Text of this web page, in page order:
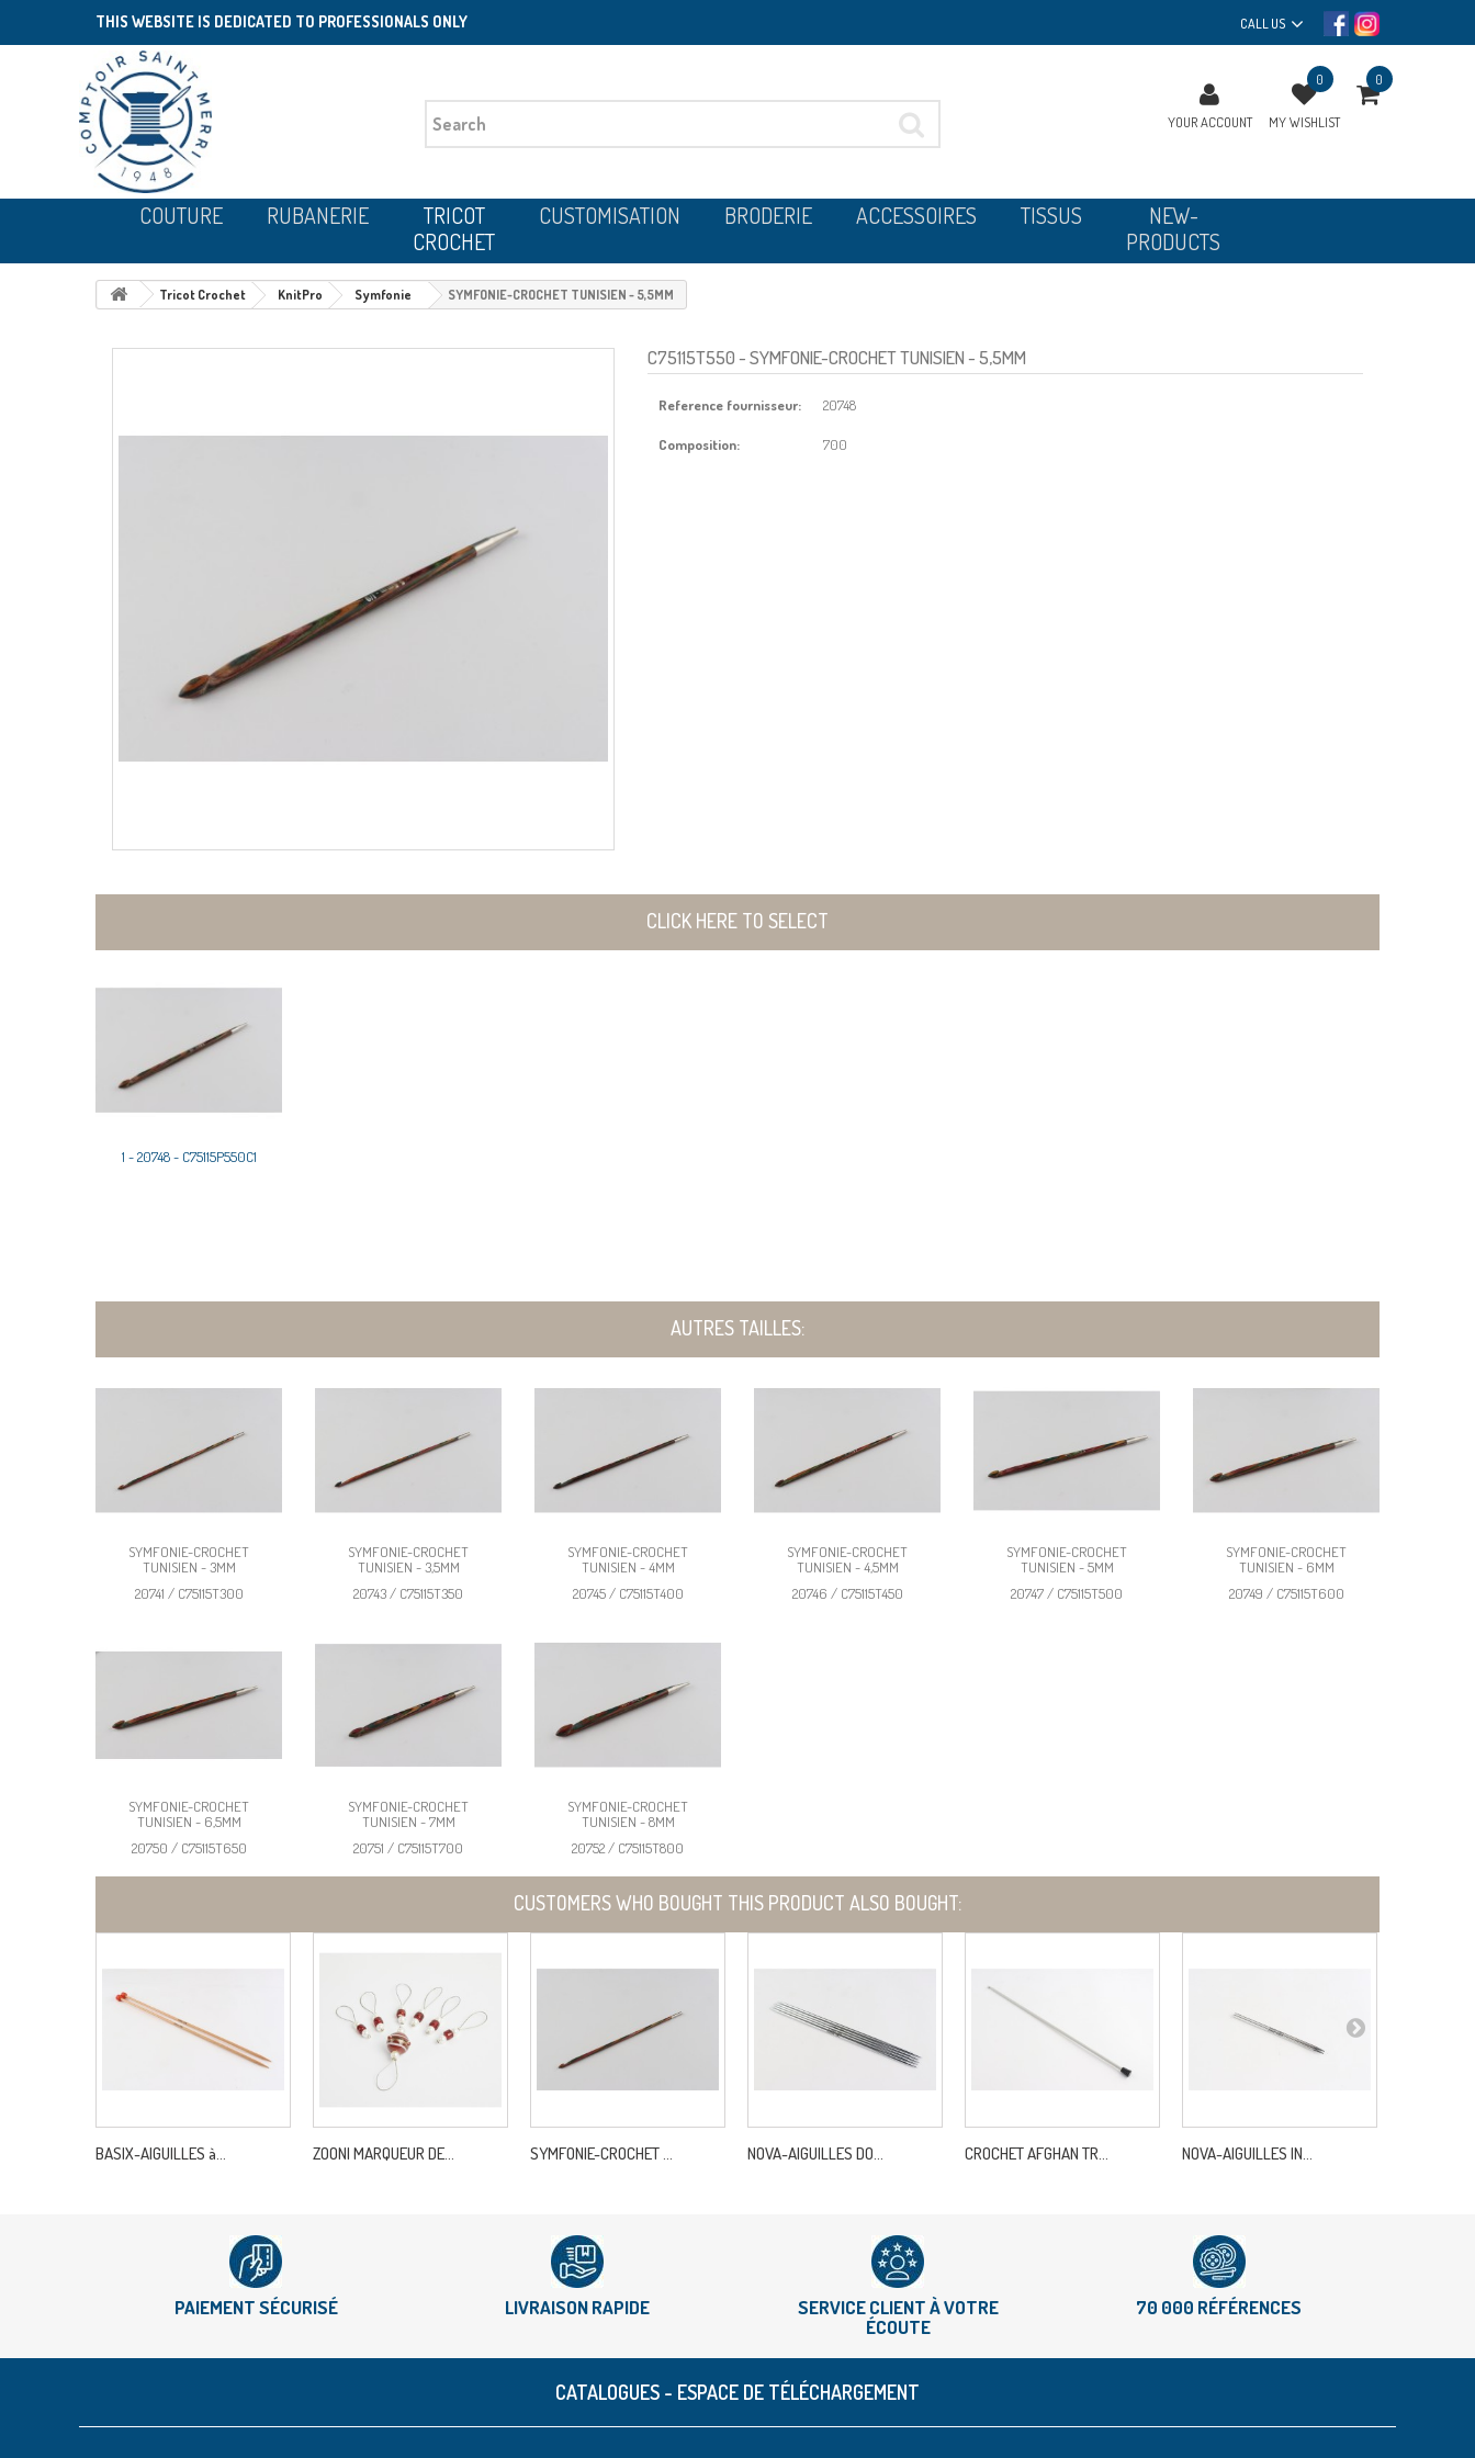
THIS WEBSITE IS DEDICATED TO PROFESSIONALS ONLY CALL US
YOUR ACCOUNT
0
MY WISHLIST
0
COUTURE RUBANERIE
TRICOT
CROCHET
CUSTOMISATION BRODERIE ACCESSOIRES TISSUS
NEW-
PRODUCTS
Tricot Crochet KnitPro Symfonie SYMFONIE-CROCHET TUNISIEN - 5,5MM
C75115T550- SYMFONIE-CROCHET TUNISIEN - 5,5MM
Reference fournisseur: 20748
Composition: 700
CLICK HERE TO SELECT
1 - 20748 - C75115P550C1
AUTRES TAILLES:
SYMFONIE-CROCHET
TUNISIEN - 3MM
20741 / C75115T300
SYMFONIE-CROCHET
TUNISIEN - 3,5MM
20743 / C75115T350
SYMFONIE-CROCHET
TUNISIEN - 4MM
20745 / C75115T400
SYMFONIE-CROCHET
TUNISIEN - 4,5MM
20746 / C75115T450
SYMFONIE-CROCHET
TUNISIEN - 5MM
20747 / C75115T500
SYMFONIE-CROCHET
TUNISIEN - 6MM
20749 / C75115T600
SYMFONIE-CROCHET
TUNISIEN - 6,5MM
20750 / C75115T650
SYMFONIE-CROCHET
TUNISIEN - 7MM
20751 / C75115T700
SYMFONIE-CROCHET
TUNISIEN - 8MM
20752 / C75115T800
CUSTOMERS WHO BOUGHT THIS PRODUCT ALSO BOUGHT:
BASIX-AIGUILLES à... ZOONI MARQUEUR DE... SYMFONIE-CROCHET ... NOVA-AIGUILLES DO... CROCHET AFGHAN TR... NOVA-AIGUILLES IN...
PAIEMENT SÉCURISÉ LIVRAISON RAPIDE
SERVICE CLIENT À VOTRE
ÉCOUTE
70 000 RÉFÉRENCES
CATALOGUES - ESPACE DE TÉLÉCHARGEMENT